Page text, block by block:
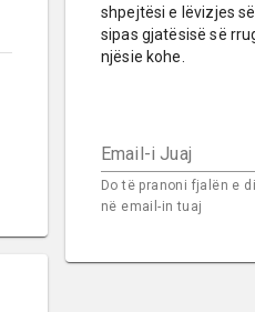
shpejtësi e lëvizjes
sipas gjatësisë së
njësie kohe.
Email-i Juaj
Do të pranoni fjalën e
në email-in tuaj